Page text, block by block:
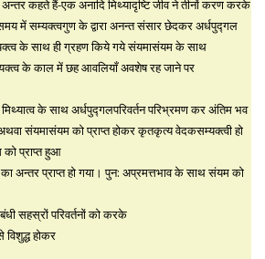
कहते हैं-एक अनादि मिथ्यादृष्टि जीव ने तीनों करण करके
में सम्यक्त्वगुण के द्वारा अनन्त संसार छेदकर अर्धपुद्गल
के साथ ही ग्रहण किये गये संयमासंयम के साथ
के काल में छह आवलियाँ अवशेष रह जाने पर
के साथ अर्धपुद्गलपरिवर्तन परिभ्रमण कर अंतिम भव
संयमासंयम को प्राप्त होकर कृतकृत्य वेदकसम्यक्त्वी हो
को प्राप्त हुआ
अन्तर प्राप्त हो गया। पुन: अप्रमत्तभाव के साथ संयम को
सहस्रों परिवर्तनों को करके
विशुद्ध होकर